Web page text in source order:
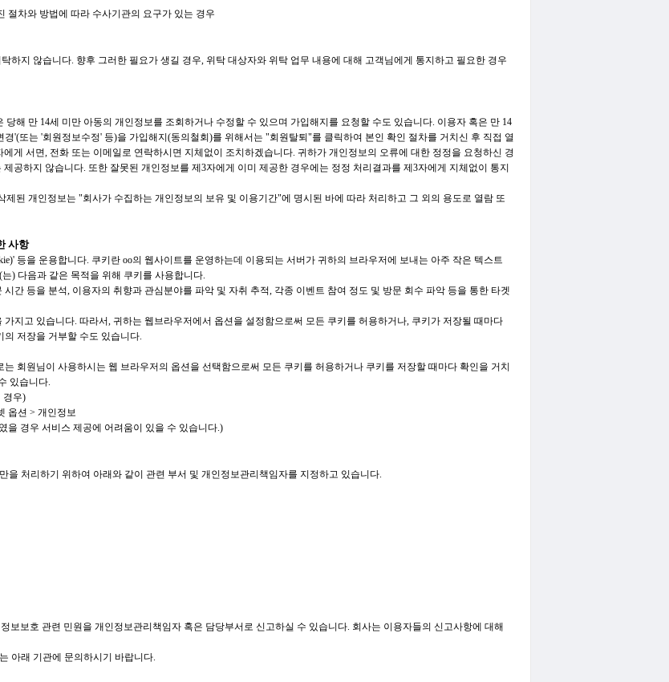
절차와 방법에 따라 수사기관의 요구가 있는 경우
하지 않습니다. 향후 그러한 필요가 생길 경우, 위탁 대상자와 위탁 업무 내용에 대해 고객님에게 통지하고 필요한 경우
해 만 14세 미만 아동의 개인정보를 조회하거나 수정할 수 있으며 가입해지를 요청할 수도 있습니다. 이용자 혹은 만 14
'(또는 '회원정보수정' 등)을 가입해지(동의철회)를 위해서는 "회원탈퇴"를 클릭하여 본인 확인 절차를 거치신 후 직접 열
게 서면, 전화 또는 이메일로 연락하시면 지체없이 조치하겠습니다. 귀하가 개인정보의 오류에 대한 정정을 요청하신 경
공하지 않습니다. 또한 잘못된 개인정보를 제3자에게 이미 제공한 경우에는 정정 처리결과를 제3자에게 지체없이 통지
된 개인정보는 "회사가 수집하는 개인정보의 보유 및 이용기간"에 명시된 바에 따라 처리하고 그 외의 용도로 열람 또
사항
등을 운용합니다. 쿠키란 oo의 웹사이트를 운영하는데 이용되는 서버가 귀하의 브라우저에 보내는 아주 작은 텍스트
) 다음과 같은 목적을 위해 쿠키를 사용합니다.
간 등을 분석, 이용자의 취향과 관심분야를 파악 및 자취 추적, 각종 이벤트 참여 정도 및 방문 회수 파악 등을 통한 타겟
지고 있습니다. 따라서, 귀하는 웹브라우저에서 옵션을 설정함으로써 모든 쿠키를 허용하거나, 쿠키가 저장될 때마다
저장을 거부할 수도 있습니다.
회원님이 사용하시는 웹 브라우저의 옵션을 선택함으로써 모든 쿠키를 허용하거나 쿠키를 저장할 때마다 확인을 거치
있습니다.
경우)
옵션 > 개인정보
을 경우 서비스 제공에 어려움이 있을 수 있습니다.)
을 처리하기 위하여 아래와 같이 관련 부서 및 개인정보관리책임자를 지정하고 있습니다.
보보호 관련 민원을 개인정보관리책임자 혹은 담당부서로 신고하실 수 있습니다. 회사는 이용자들의 신고사항에 대해
아래 기관에 문의하시기 바랍니다.